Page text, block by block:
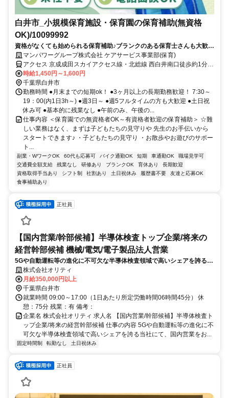
白井市_小規模保育施設・保育園の保育補助(無資格
OK)/10099992
資格がなくても始められる保育補助♪ブランクのある保育士さんも大歓
迎！日払いOK◎
マンパワーグループ株式会社 ケアサービス事業部(保育)
アクセス 京成成田スカイアクセス線・北総線 西白井南口徒歩約1分、
京成成田スカイアクセス線・北総線 白井南口徒歩約24分、京成成田
スカイアクセス線・北総線 新鎌ヶ谷東口徒歩約42分 車・バイク通勤
OK（派遣先による）
時給1,450円～1,600円
千葉県白井市
勤務時間 ●月末までの短期ok！ ●3ヶ月以上の長期勤務歓迎！ 7:30～
19：00(内1日3h～) ●週3日～ ●週5フルタイムの方も大歓迎 ●土日祝
休み可 ●基本的に残業なし ●午前のみ、午後の...
仕事内容 ＜保育園での無資格者OK～有資格者歓迎の保育補助＞ ☆難
しい業務はなく、まずは子どもたちの見守りや 先生のお手伝いから
スタートできます♪ ・子どもたちの見守り ・お散歩やお遊びのサポー
ト...
副業・WワークOK 60代も応募可 バイク通勤OK 短期 車通勤OK
職場見学可
交通費全額支給
残業なし 研修あり ブランクOK 育休あり
長期歓迎
資格取得手当あり
シフト制 社割あり 土日祝休み 履歴書不要
友達と応募OK
食事補助あり
正社員
【国内営業/幹部候補】半導体検査トップ企業/将来の
経営幹部候補 機械/電気/電子製品法人営業
5Gや自動運転等の進化に不可欠な半導体検査領域で高いシェアを誇る当
社にて、国内営業をお任せします。顧客の要望を正確に理解し、自社の
技術部門へフィードバックを行う極めて重要なポジションです。
株式会社オリティ
月給350,000円以上
千葉県白井市
就業時間 09:00～17:00（1日あたり所定労働時間06時間45分） 休
憩：75分 残業：有 備考：
企業名 株式会社オリティ 求人名 【国内営業/幹部候補】半導体検査ト
ップ企業/将来の経営幹部候補 仕事の内容 5Gや自動運転等の進化に不
可欠な半導体検査領域で高いシェアを誇る当社にて、国内営業をお...
固定時間制 転勤なし 土日祝休み
正社員